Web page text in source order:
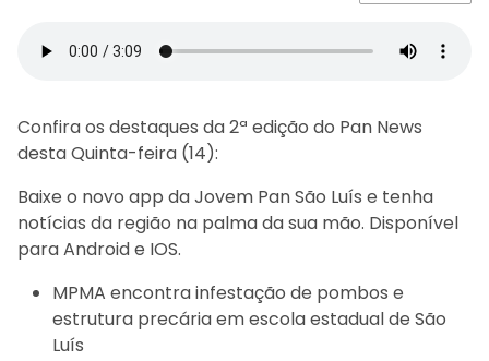
Confira os destaques da 2ª edição do Pan News
desta Quinta-feira (14):
Baixe o novo app da Jovem Pan São Luís e tenha
notícias da região na palma da sua mão. Disponível
para Android e IOS.
MPMA encontra infestação de pombos e
estrutura precária em escola estadual de São
Luís